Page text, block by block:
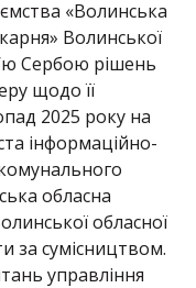
«Волинська
Волинської
Сербою рішень
щодо її
2025 року на
інформаційно-
обласна
обласної
за сумісництвом.
управління